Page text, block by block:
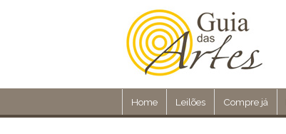
Home Leilões Compre já